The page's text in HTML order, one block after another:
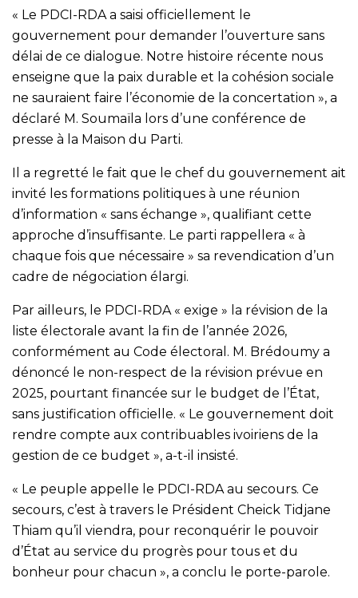
« Le PDCI-RDA a saisi officiellement le
gouvernement pour demander l’ouverture sans
délai de ce dialogue. Notre histoire récente nous
enseigne que la paix durable et la cohésion sociale
ne sauraient faire l’économie de la concertation », a
déclaré M. Soumaïla lors d’une conférence de
presse à la Maison du Parti.
Il a regretté le fait que le chef du gouvernement ait
invité les formations politiques à une réunion
d’information « sans échange », qualifiant cette
approche d’insuffisante. Le parti rappellera « à
chaque fois que nécessaire » sa revendication d’un
cadre de négociation élargi.
Par ailleurs, le PDCI-RDA « exige » la révision de la
liste électorale avant la fin de l’année 2026,
conformément au Code électoral. M. Brédoumy a
dénoncé le non-respect de la révision prévue en
2025, pourtant financée sur le budget de l’État,
sans justification officielle. « Le gouvernement doit
rendre compte aux contribuables ivoiriens de la
gestion de ce budget », a-t-il insisté.
« Le peuple appelle le PDCI-RDA au secours. Ce
secours, c’est à travers le Président Cheick Tidjane
Thiam qu’il viendra, pour reconquérir le pouvoir
d’État au service du progrès pour tous et du
bonheur pour chacun », a conclu le porte-parole.